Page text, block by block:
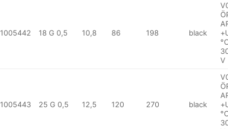
1005442 18 G 0,5 10,8 86 198 black
V
1005443 25 G 0,5 12,5 120 270 black